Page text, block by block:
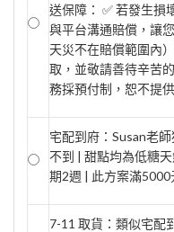
送保障： ✅ 若發生損
與平台溝通賠償，讓
天災不在賠償範圍內
取，並敬請善待辛苦
務採預付制，恕不提
宅配到府：Susan老
不到 | 甜點均為低糖
期2週 | 此方案滿5000
7-11 取貨：類似宅配